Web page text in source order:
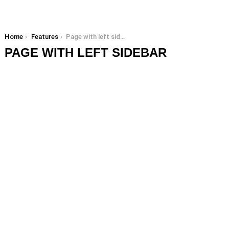
You are here:
Home Features Page with left sidebar
PAGE WITH LEFT SIDEBAR